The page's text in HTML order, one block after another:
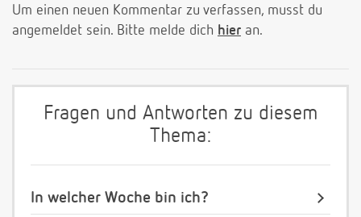
Um einen neuen Kommentar zu verfassen, musst du
angemeldet sein. Bitte melde dich hier an.
Fragen und Antworten zu diesem
Thema:
In welcher Woche bin ich?